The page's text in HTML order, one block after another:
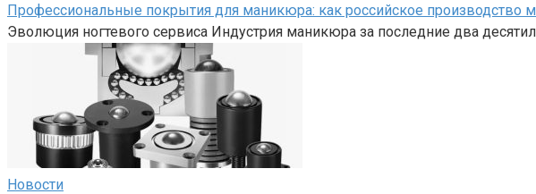
Профессиональные покрытия для маникюра: как российское производство
Эволюция ногтевого сервиса Индустрия маникюра за последние два
Новости